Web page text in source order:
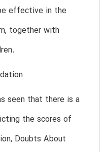
effective in the
together with
seen that there is a
the scores of
Doubts About